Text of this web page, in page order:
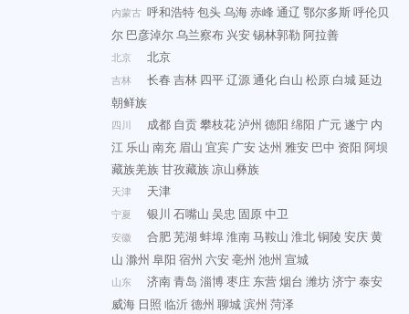
内蒙古 呼和浩特包头乌海赤峰通辽 鄂尔多斯呼伦贝
尔 巴彦淖尔乌兰察布 兴安锡林郭勒 阿拉善
北京 北京
吉林 长春 吉林 四平辽源通化 白山 松原 白城延边
朝鲜族
四川 成都 自贡攀枝花泸州 德阳 绵阳 广元遂宁 内
江 乐山 南充 眉山 宜宾 广安达州 雅安 巴中 资阳 阿坝
藏族羌族甘孜藏族凉山彝族
天津 天津
宁夏 银川 石嘴山 吴忠 固原中卫
安徽 合肥芜湖 蚌埠淮南马鞍山 淮北铜陵 安庆黄
山 滁州 阜阳 宿州 六安亳州 池州 宣城
山东 济南青岛 淄博枣庄 东营烟台 潍坊济宁泰安
威海 日照 临沂德州 聊城滨州 菏泽